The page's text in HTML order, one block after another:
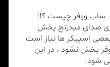
ساب ووفر چیست ؟!!
صدای میدرنج پخش
اسپیکر ها نیاز است
پخش نشود ، در این
شود.